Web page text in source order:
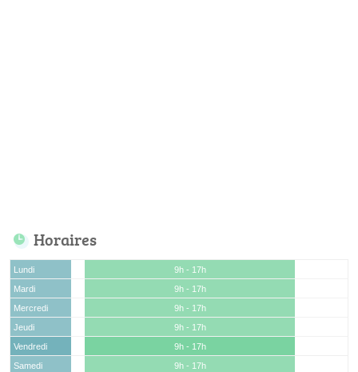
Horaires
Lundi
9h - 17h
Mardi
9h - 17h
Mercredi
9h - 17h
Jeudi
9h - 17h
Vendredi
9h - 17h
Samedi
9h - 17h